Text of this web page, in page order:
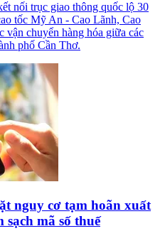
nối trục giao thông quốc lộ 30
tốc Mỹ An - Cao Lãnh, Cao
vận chuyển hàng hóa giữa các
phố Cần Thơ.
nguy cơ tạm hoãn xuất
mã số thuế